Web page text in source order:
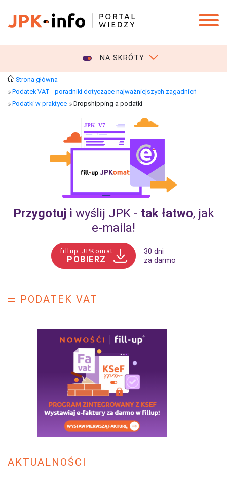
NA SKRÓTY
Strona główna
Podatek VAT - poradniki dotyczące najważniejszych zagadnień
Podatki w praktyce
Dropshipping a podatki
Przygotuj i wyślij JPK - tak łatwo, jak
e‑maila!
fillup JPKomat
POBIERZ
30 dni
za darmo
PODATEK VAT
AKTUALNOŚCI